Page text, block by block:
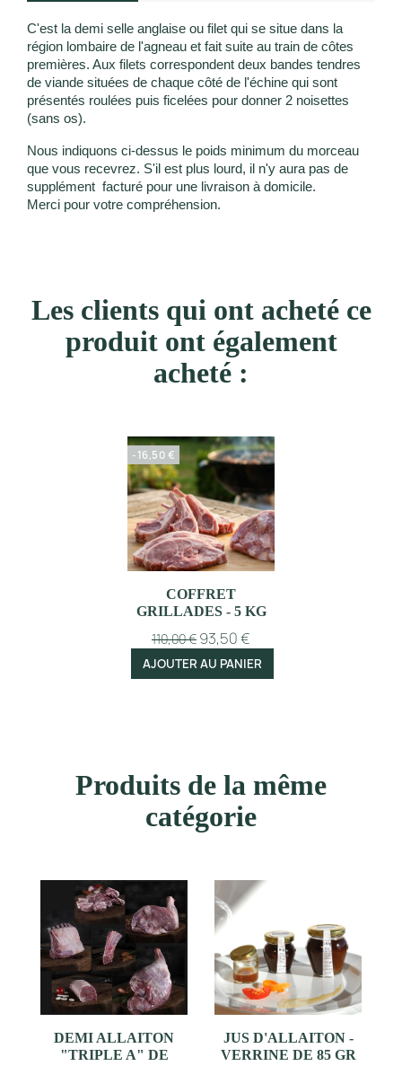
C'est la demi selle anglaise ou filet qui se situe dans la
région lombaire de l'agneau et fait suite au train de côtes
premières. Aux filets correspondent deux bandes tendres
de viande situées de chaque côté de l'échine qui sont
présentés roulées puis ficelées pour donner 2 noisettes
(sans os).
Nous indiquons ci-dessus le poids minimum du morceau
que vous recevrez. S'il est plus lourd, il n'y aura pas de
supplément facturé pour une livraison à domicile.
Merci pour votre compréhension.
Les clients qui ont acheté ce
produit ont également
acheté :
COFFRET
GRILLADES - 5 KG
110,00 € 93,50 €
AJOUTER AU PANIER
-16,50 €
Produits de la même
catégorie
DEMI ALLAITON
"TRIPLE A" DE
JUS D'ALLAITON -
VERRINE DE 85 GR